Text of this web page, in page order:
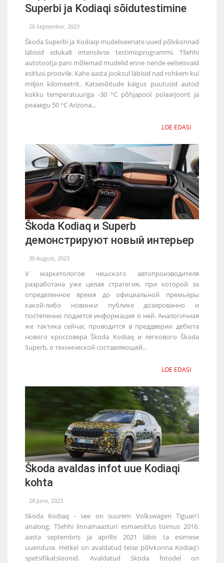
Superbi ja Kodiaqi sõidutestimine
20 September, 2023
Škoda Superbi ja Kodiaqi mudeliseeriate uued põlvkonnad
läbisid edukalt intensiivse testimisprogrammi. Tšehhi
autotootja pani mõlemad mudelid enne nende eelseisvaid
esitlusi proovile. Kahe aasta jooksul läbisid nad rohkem kui
miljon kilomeetrit. Katsesõitude käigus puutusid autod
kokku temperatuuriga -30 °C põhjapool polaarjoont ja
peaaegu 50 °C Arizona...
LOE EDASI
Škoda Kodiaq и Superb
демонстрируют новый интерьер
30 August, 2023
У маркетологов чешского автопроизводителя
разработана уже целая стратегия, при которой за
определенное время до официальной премьеры
какой-либо новинки публике дозированно и
постепенно подается информация о ней. Аналогичная
же тактика сейчас проводится в преддверии дебюта
нового кроссовера Škoda Kodiaq и легкового Škoda
Superb, о технической составляющей...
LOE EDASI
Škoda avaldas infot uue Kodiaqi
kohta
28 June, 2023
Skoda Kodiaq - see on suurem Volkswagen Tiguan'i
analoog. Tšehhi linnamaasturi esmaesitlus toimus 2016.
aasta septembris ja aprillis 2021 läbis ta esimese
uuenduse. Hetkel on avaldatud teise põlvkonna Kodiaq'i
spetsifikatsioonid. Avaldatud Skoda fotodel on